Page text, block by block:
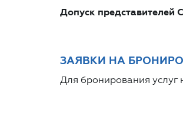
Допуск представителей
ЗАЯВКИ НА
Для бронирования услуг